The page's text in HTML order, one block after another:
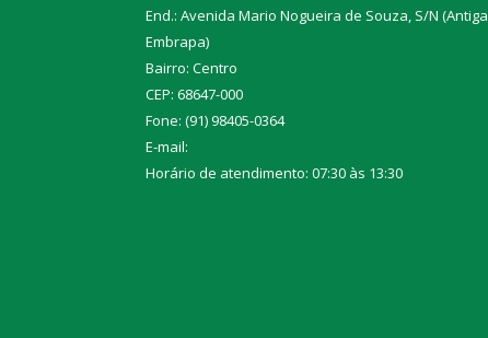
End.: Avenida Mario Nogueira de Souza, S/N (Antiga
Embrapa)
Bairro: Centro
CEP: 68647-000
Fone: (91) 98405-0364
E-mail:
Horário de atendimento: 07:30 às 13:30